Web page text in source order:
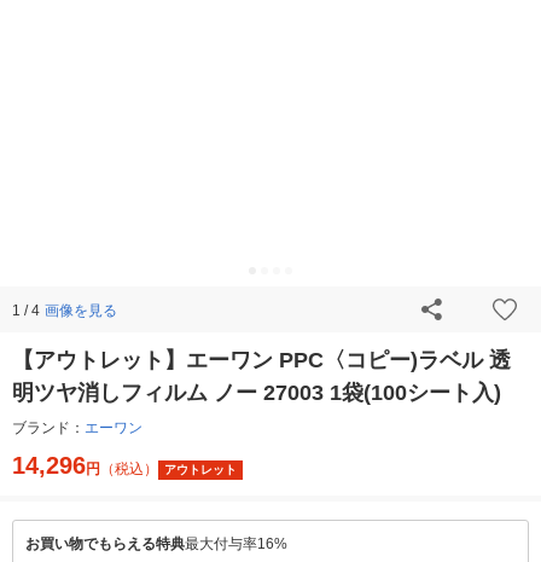
1 / 4 画像を見る
【アウトレット】エーワン PPC〈コピー)ラベル 透
明ツヤ消しフィルム ノー 27003 1袋(100シート入)
ブランド： エーワン
14,296円 （税込） アウトレット
お買い物でもらえる特典最大付与率16%